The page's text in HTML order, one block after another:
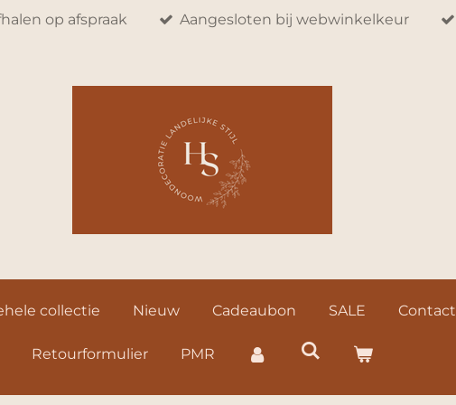
op afspraak Aangesloten bij webwinkelkeur
collectie Nieuw Cadeaubon SALE Contact
Retourformulier PMR